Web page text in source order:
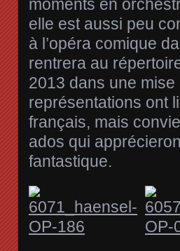
moments en
elle est aussi peu
à l’opéra comique
rentrera au
2013 dans une
représentations ont
français, mais
ados qui
fantastique.